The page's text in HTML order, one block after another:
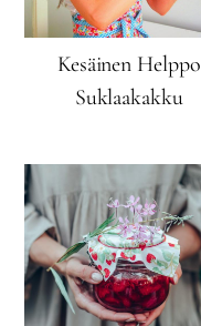
Kesäinen Helppo
Suklaakakku